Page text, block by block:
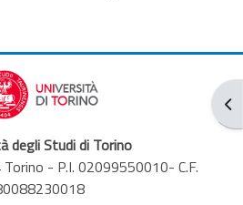
degli Studi di Torino
- P.I. 02099550010- C.F.